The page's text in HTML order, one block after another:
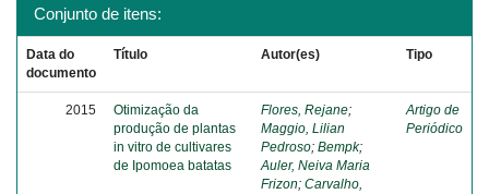
Conjunto de itens:
Data do
documento
Título Autor(es) Tipo
2015
Otimização da
produção de plantas
in vitro de cultivares
de Ipomoea batatas
Flores, Rejane;
Maggio, Lilian
Pedroso; Bempk;
Auler, Neiva Maria
Frizon; Carvalho,
Artigo de
Periódico